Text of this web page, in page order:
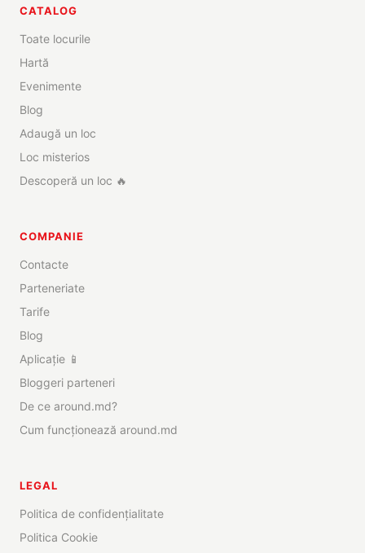
CATALOG
Toate locurile
Hartă
Evenimente
Blog
Adaugă un loc
Loc misterios
Descoperă un loc 🔥
COMPANIE
Contacte
Parteneriate
Tarife
Blog
Aplicație 📱
Bloggeri parteneri
De ce around.md?
Cum funcționează around.md
LEGAL
Politica de confidențialitate
Politica Cookie